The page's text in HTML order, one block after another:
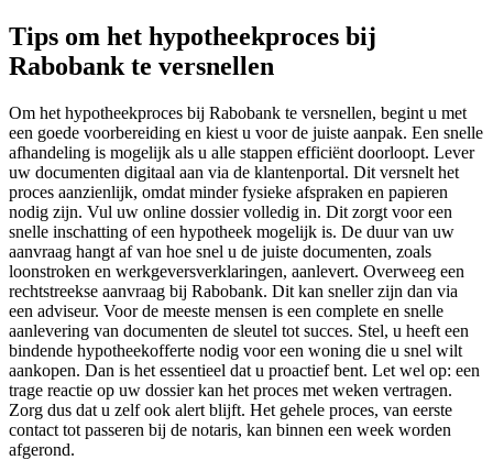
Tips om het hypotheekproces bij
Rabobank te versnellen
Om het hypotheekproces bij Rabobank te versnellen, begint u met
een goede voorbereiding en kiest u voor de juiste aanpak. Een snelle
afhandeling is mogelijk als u alle stappen efficiënt doorloopt. Lever
uw documenten digitaal aan via de klantenportal. Dit versnelt het
proces aanzienlijk, omdat minder fysieke afspraken en papieren
nodig zijn. Vul uw online dossier volledig in. Dit zorgt voor een
snelle inschatting of een hypotheek mogelijk is. De duur van uw
aanvraag hangt af van hoe snel u de juiste documenten, zoals
loonstroken en werkgeversverklaringen, aanlevert. Overweeg een
rechtstreekse aanvraag bij Rabobank. Dit kan sneller zijn dan via
een adviseur. Voor de meeste mensen is een complete en snelle
aanlevering van documenten de sleutel tot succes. Stel, u heeft een
bindende hypotheekofferte nodig voor een woning die u snel wilt
aankopen. Dan is het essentieel dat u proactief bent. Let wel op: een
trage reactie op uw dossier kan het proces met weken vertragen.
Zorg dus dat u zelf ook alert blijft. Het gehele proces, van eerste
contact tot passeren bij de notaris, kan binnen een week worden
afgerond.